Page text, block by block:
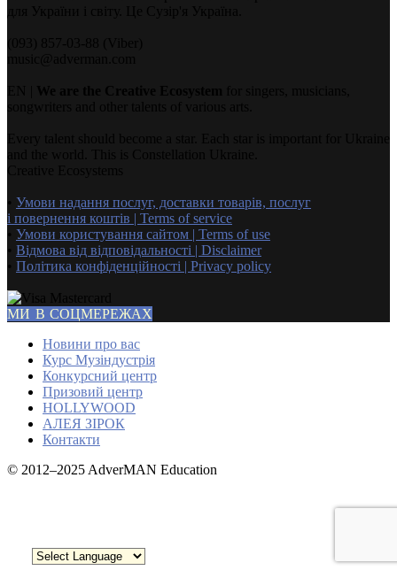
Умови надання послуг, доставки товарів, послуг
і повернення коштів | Terms of service
Умови користування сайтом | Terms of use
Відмова від відповідальності | Disclaimer
Політика конфіденційності | Privacy policy
МИ В СОЦМЕРЕЖАХ
Новини про вас
Курс Музіндустрія
Конкурсний центр
Призовий центр
HOLLYWOOD
АЛЕЯ ЗІРОК
Контакти
© 2012–2025 AdverMAN Education